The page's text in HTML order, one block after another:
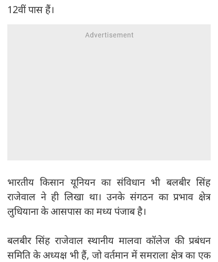
12वीं पास हैं।
भारतीय किसान यूनियन का संविधान भी बलबीर सिंह
राजेवाल ने ही लिखा था। उनके संगठन का प्रभाव क्षेत्र
लुधियाना के आसपास का मध्य पंजाब है।
बलबीर सिंह राजेवाल स्थानीय मालवा कॉलेज की प्रबंधन
समिति के अध्यक्ष भी हैं, जो वर्तमान में समराला क्षेत्र का एक